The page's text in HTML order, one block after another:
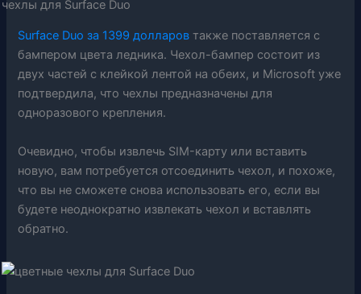
чехлы для Surface Duo
Surface Duo за 1399 долларов также поставляется с
бампером цвета ледника. Чехол-бампер состоит из
двух частей с клейкой лентой на обеих, и Microsoft уже
подтвердила, что чехлы предназначены для
одноразового крепления.
Очевидно, чтобы извлечь SIM-карту или вставить
новую, вам потребуется отсоединить чехол, и похоже,
что вы не сможете снова использовать его, если вы
будете неоднократно извлекать чехол и вставлять
обратно.